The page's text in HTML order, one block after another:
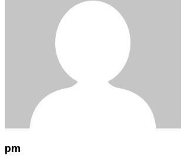
pm